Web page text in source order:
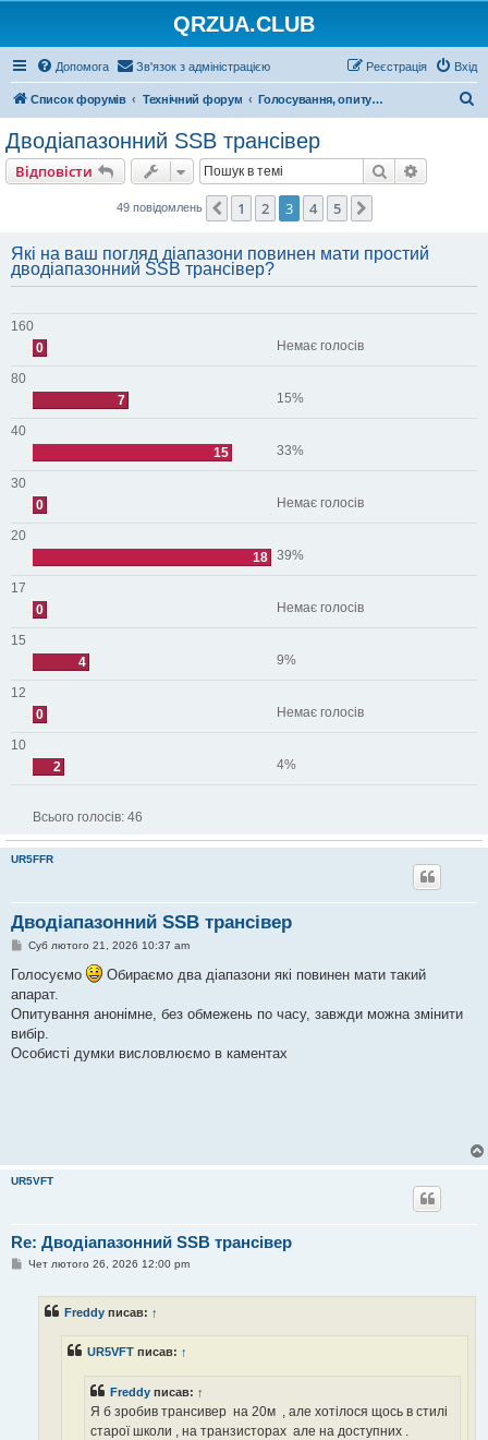
QRZUA.CLUB
Допомога Зв'язок з адміністрацією Вхід
Реєстрація
Список форумів Технічний форум Голосування, опитування та вікторини
Дводіапазонний SSB трансівер
Відповісти Пошук
49 повідомлень Поперед.
1 2 3 4 5
Які на ваш погляд діапазони повинен мати простий
дводіапазонний SSB трансівер?
160
0
Немає голосів
80
7
15%
40
15
33%
30
0
Немає голосів
20
18 39%
17
0
Немає голосів
15
4
9%
12
0
Немає голосів
10
2
4%
Всього голосів: 46
UR5FFR
Дводіапазонний SSB трансівер
П
в
і
д
о
м
л
е
н
Суб лютого 21, 2026 10:37 am
Голосуємо
Обираємо два діапазони які повинен мати такий
апарат.
Опитування анонімне, без обмежень по часу, завжди можна змінити
вибір.
Особисті думки висловлюємо в каментах
UR5VFT
Re: Дводіапазонний SSB трансівер
ПЧет лютого 26, 2026 12:00 pm
Freddy писав: ↑
UR5VFT писав: ↑
Freddy писав: ↑
Я б зробив трансивер на 20м , але хотілося щось в стилі
старої школи , на транзисторах але на доступних .